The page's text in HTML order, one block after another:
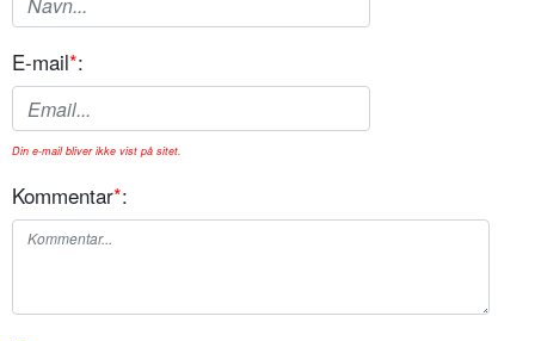
E-mail*:
Din e-mail bliver ikke vist på sitet.
Kommentar*: